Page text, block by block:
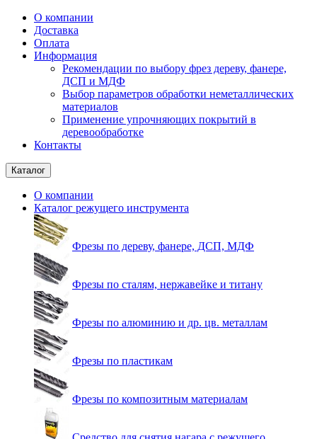
О компании
Доставка
Оплата
Информация
Рекомендации по выбору фрез дереву, фанере,
ДСП и МДФ
Выбор параметров обработки неметаллических
материалов
Применение упрочняющих покрытий в
деревообработке
Контакты
Каталог
О компании
Каталог режущего инструмента
Фрезы по дереву, фанере, ДСП, МДФ
Фрезы по сталям, нержавейке и титану
Фрезы по алюминию и др. цв. металлам
Фрезы по пластикам
Фрезы по композитным материалам